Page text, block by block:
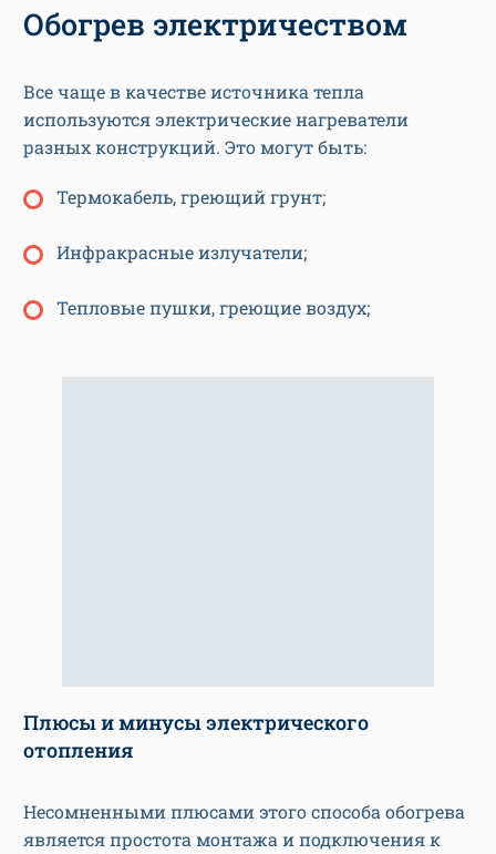
Обогрев электричеством
Все чаще в качестве источника тепла
используются электрические нагреватели
разных конструкций. Это могут быть:
Термокабель, греющий грунт;
Инфракрасные излучатели;
Тепловые пушки, греющие воздух;
Плюсы и минусы электрического
отопления
Несомненными плюсами этого способа обогрева
является простота монтажа и подключения к